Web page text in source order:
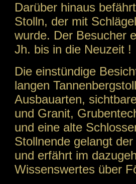
Darüber hinaus
Stolln, der mit
wurde. Der Besucher
Jh. bis in die Neuzeit !
Die einstündige
langen
Ausbauarten,
und Granit,
und eine alte
Stollnende gelangt
und erfährt im
Wissenswertes über